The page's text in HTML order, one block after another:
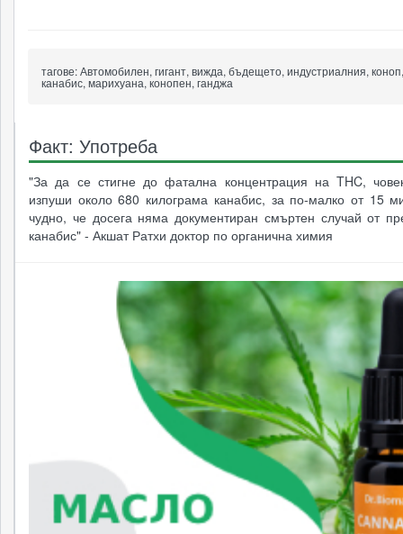
тагове:Автомобилен, гигант, вижда, бъдещето, индустриалния,
канабис, марихуана, конопен, ганджа
Факт: Употреба
"За да се стигне до фатална концентрация на THC,
изпуши около 680 килограма канабис, за по-малко от 15
чудно, че досега няма документиран смъртен случай от
канабис" - Акшат Ратхи доктор по органична химия